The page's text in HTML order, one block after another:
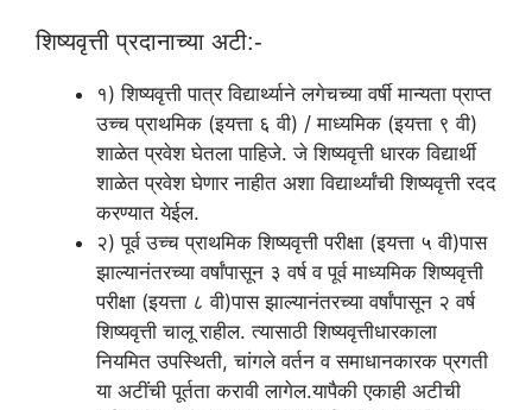
शिष्यवृत्ती प्रदानाच्या अटी:-
१) शिष्यवृत्ती पात्र विद्यार्थ्‍याने लगेचच्या वर्षी मान्यता प्राप्त
उच्च प्राथमिक (इयत्ता ६ वी) / माध्यमिक (इयत्ता ९ वी)
शाळेत प्रवेश घेतला पाहिजे. जे शिष्यवृत्ती धारक विद्यार्थी
शाळेत प्रवेश घेणार नाहीत अशा विद्यार्थ्‍यांची शिष्यवृत्ती रदद
करण्‍यात येईल.
२) पूर्व उच्च प्राथमिक शिष्यवृत्ती परीक्षा (इयत्ता ५ वी)पास
झाल्यानंतरच्या वर्षांपासून ३ वर्ष व पूर्व माध्यमिक शिष्यवृत्ती
परीक्षा (इयत्ता ८ वी)पास झाल्यानंतरच्या वर्षांपासून २ वर्ष
शिष्यवृत्ती चालू राहील. त्यासाठी शिष्यवृत्तीधारकाला
नियमित उपस्थिती, चांगले वर्तन व समाधानकारक प्रगती
या अटींची पूर्तता करावी लागेल.यापैकी एकाही अटीची